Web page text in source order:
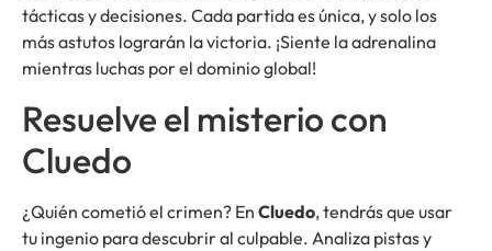
tácticas y decisiones. Cada partida es única, y solo los
más astutos lograrán la victoria. ¡Siente la adrenalina
mientras luchas por el dominio global!
Resuelve el misterio con
Cluedo
¿Quién cometió el crimen? En Cluedo, tendrás que usar
tu ingenio para descubrir al culpable. Analiza pistas y